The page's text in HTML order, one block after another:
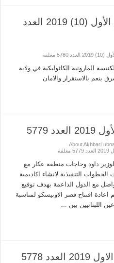
نشرة الاثنين 14 تشرين الأول (10) 2019 العدد
المارونية الكاثوليكية في ولاية
ينعم بالاستقرار والامان
About
داود وحاجات منطقة عكار مع
التنفيذية لانشاء اكاديمية
مع الدول الداعمة بهدف توقيع
افتتاح قصر الاونيسكو لمناسبة
اللبنانيين بين ...